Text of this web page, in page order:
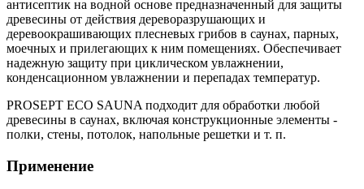
антисептик на водной основе предназначенный для защиты
древесины от действия дереворазрушающих и
деревоокрашивающих плесневых грибов в саунах, парных,
моечных и прилегающих к ним помещениях. Обеспечивает
надежную защиту при циклическом увлажнении,
конденсационном увлажнении и перепадах температур.
PROSEPT ECO SAUNA подходит для обработки любой
древесины в саунах, включая конструкционные элементы -
полки, стены, потолок, напольные решетки и т. п.
Применение